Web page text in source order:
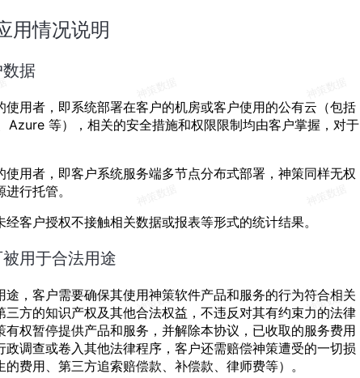
用情况说明
据
用者，即系统部署在客户的机房或客户使用的公有云（包括
Azure 等），相关的安全措施和权限限制均由客户掌握，对于
用者，即客户系统服务端多节点分布式部署，神策同样无权
行托管。
客户授权不接触相关数据或报表等形式的统计结果。
用于合法用途
，客户需要确保其使用神策软件产品和服务的行为符合相关
方的知识产权及其他合法权益，不违反对其有约束力的法律
权暂停提供产品和服务，并解除本协议，已收取的服务费用
调查或卷入其他法律程序，客户还需赔偿神策遭受的一切损
费用、第三方追索赔偿款、补偿款、律师费等）。